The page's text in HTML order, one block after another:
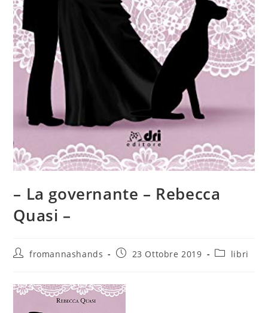
– La governante – Rebecca
Quasi –
Autorefromannashands
Articolo23 Ottobre 2019
Categoria
libri